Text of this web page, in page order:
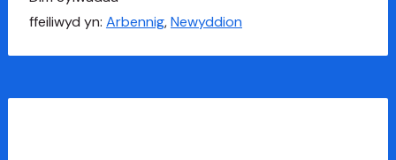
ffeiliwyd yn: Arbennig,Newyddion